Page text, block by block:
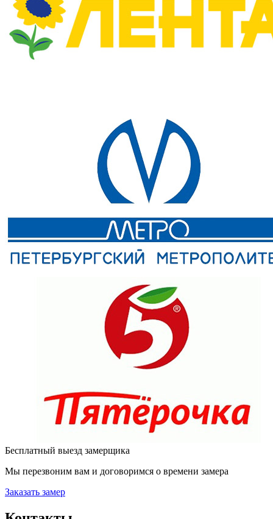
Бесплатный выезд замерщика
Мы перезвоним вам и договоримся о времени замера
Заказать замер